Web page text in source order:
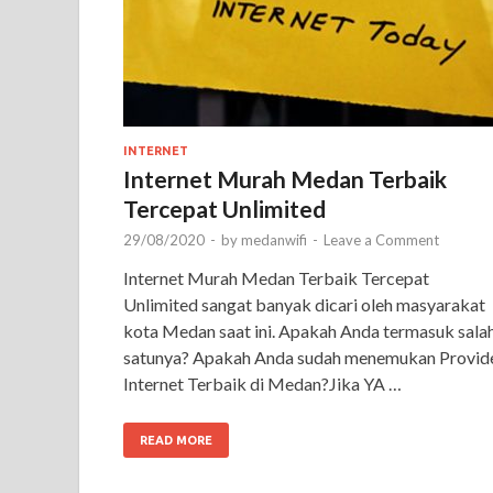
INTERNET
Internet Murah Medan Terbaik
Tercepat Unlimited
29/08/2020 - by medanwifi - Leave a Comment
Internet Murah Medan Terbaik Tercepat
Unlimited sangat banyak dicari oleh masyarakat
kota Medan saat ini. Apakah Anda termasuk
satunya? Apakah Anda sudah menemukan
Internet Terbaik di Medan?Jika YA …
READ MORE